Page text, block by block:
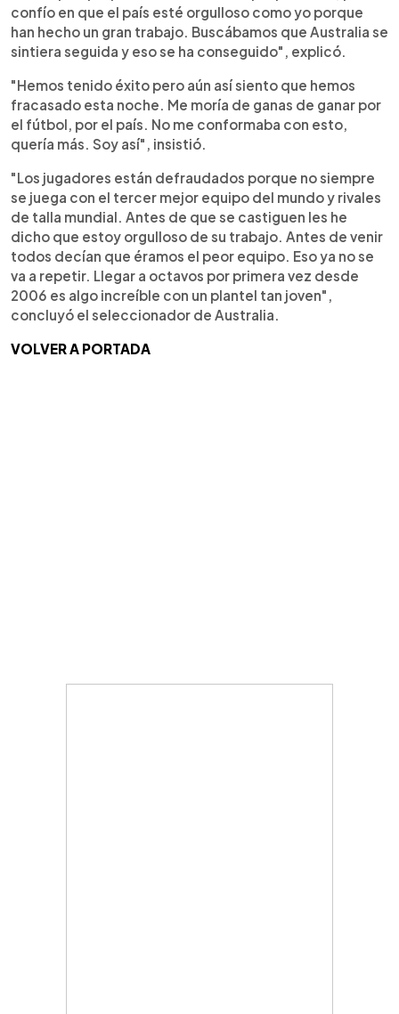
confío en que el país esté orgulloso como yo porque
han hecho un gran trabajo. Buscábamos que Australia se
sintiera seguida y eso se ha conseguido", explicó.
"Hemos tenido éxito pero aún así siento que hemos
fracasado esta noche. Me moría de ganas de ganar por
el fútbol, por el país. No me conformaba con esto,
quería más. Soy así", insistió.
"Los jugadores están defraudados porque no siempre
se juega con el tercer mejor equipo del mundo y rivales
de talla mundial. Antes de que se castiguen les he
dicho que estoy orgulloso de su trabajo. Antes de venir
todos decían que éramos el peor equipo. Eso ya no se
va a repetir. Llegar a octavos por primera vez desde
2006 es algo increíble con un plantel tan joven",
concluyó el seleccionador de Australia.
VOLVER A PORTADA